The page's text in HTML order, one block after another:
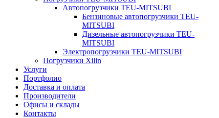
Автопогрузчики TEU-MITSUBI
Бензиновые автопогрузчики TEU-
MITSUBI
Дизельные автопогрузчики TEU-
MITSUBI
Электропогрузчики TEU-MITSUBI
Погрузчики Xilin
Услуги
Портфолио
Доставка и оплата
Производители
Офисы и склады
Контакты